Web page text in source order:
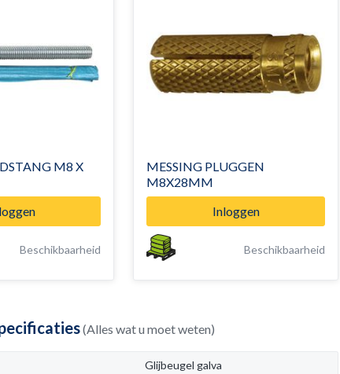
M8 X
Beschikbaarheid
MESSING PLUGGEN
M8X28MM
Inloggen
Beschikbaarheid
(Alles wat u moet weten)
Glijbeugel galva